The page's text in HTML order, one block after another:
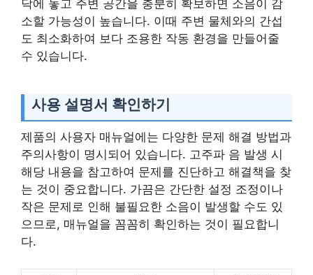
닥에 놓고 주변 공간을 충분히 확보하면 소음이 감
소할 가능성이 높습니다. 이때 주변 물체와의 간섭
도 최소화하여 보다 조용한 작동 환경을 만들어줄
수 있습니다.
사용 설명서 확인하기
제품의 사용자 매뉴얼에는 다양한 문제 해결 방법과
주의사항이 명시되어 있습니다. 고주파 음 발생 시
해당 내용을 참고하여 문제를 진단하고 해결책을 찾
는 것이 중요합니다. 가끔은 간단한 설정 조정이나
작은 문제로 인해 불필요한 소음이 발생할 수도 있
으므로, 매뉴얼을 꼼꼼히 확인하는 것이 필요합니
다.